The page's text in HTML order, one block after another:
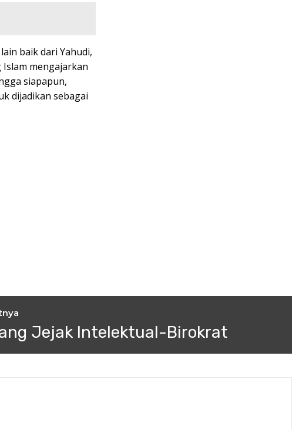
baik dari Yahudi,
mengajarkan
siapapun,
dijadikan sebagai
Jejak Intelektual-Birokrat